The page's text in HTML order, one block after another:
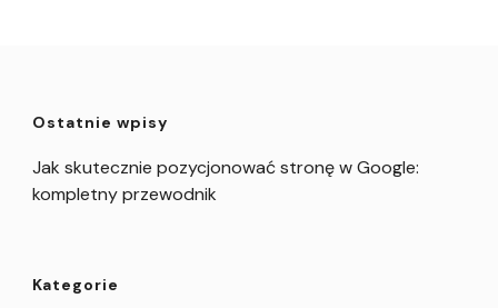
Ostatnie wpisy
Jak skutecznie pozycjonować stronę w Google:
kompletny przewodnik
Kategorie